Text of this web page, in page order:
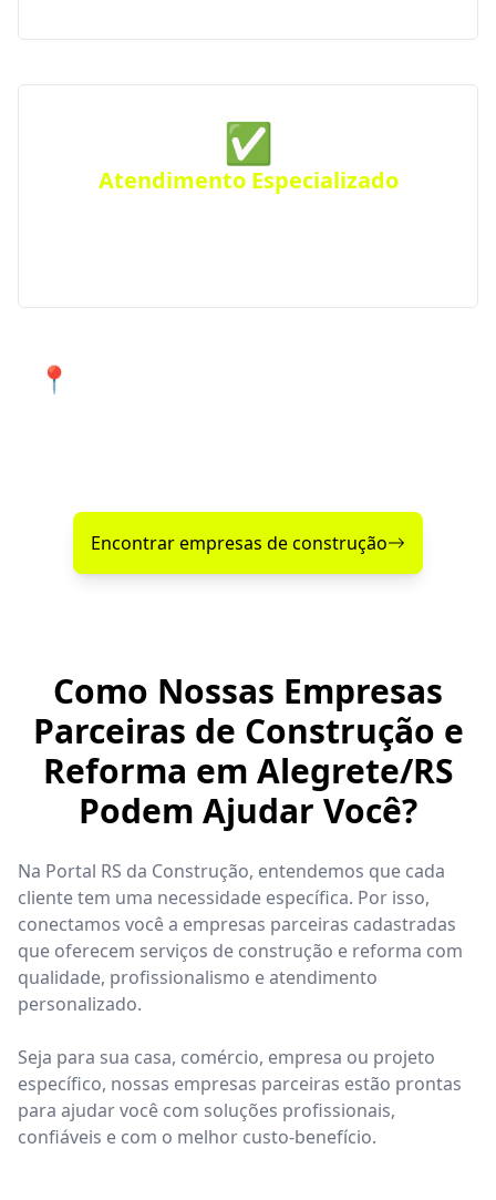
✅
Atendimento Especializado
📍 Atendimento de qualidade em
Encontrar empresas de construção
Como Nossas Empresas
Parceiras de Construção e
Reforma em Alegrete/RS
Podem Ajudar Você?
Na Portal RS da Construção, entendemos que cada
cliente tem uma necessidade específica. Por isso,
conectamos você a empresas parceiras cadastradas
que oferecem serviços de construção e reforma com
qualidade, profissionalismo e atendimento
personalizado.
Seja para sua casa, comércio, empresa ou projeto
específico, nossas empresas parceiras estão prontas
para ajudar você com soluções profissionais,
confiáveis e com o melhor custo-benefício.